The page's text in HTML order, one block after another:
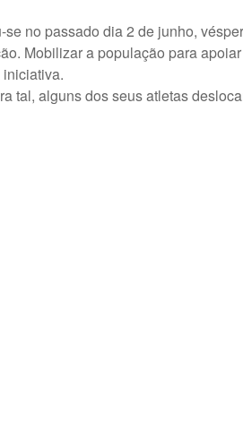
no passado dia 2 de junho,
Mobilizar a população para
tal, alguns dos seus atletas